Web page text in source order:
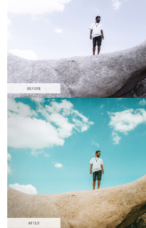
Xin hãy lựa chọn
Free Gh5 LUT #7
Premium GoPro LUTs
Cinema Look Collection (80 LUTs)
Entire Collection (260 LUTs)
Tải xuống miễn phí